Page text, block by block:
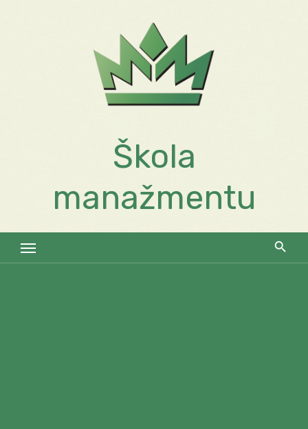
Škola
manažmentu